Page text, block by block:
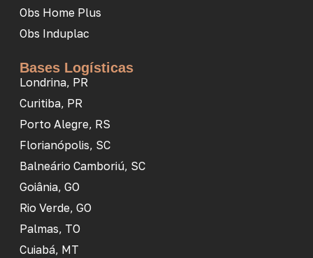
Obs Home Plus
Obs Induplac
Bases Logísticas
Londrina, PR
Curitiba, PR
Porto Alegre, RS
Florianópolis, SC
Balneário Camboriú, SC
Goiânia, GO
Rio Verde, GO
Palmas, TO
Cuiabá, MT